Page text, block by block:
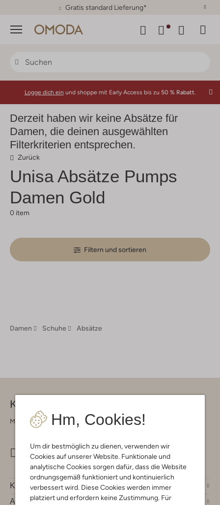
30 Tage Rückgaberecht
Menü
Hm, Cookies!
Um dir bestmöglich zu dienen, verwenden wir
Cookies auf unserer Website. Funktionale und
analytische Cookies sorgen dafür, dass die Website
ordnungsgemäß funktioniert und kontinuierlich
verbessert wird. Diese Cookies werden immer
platziert und erfordern keine Zustimmung. Für
Logge dich ein und shoppe mit Early Access bis zu 50 % Rabatt.
Derzeit haben wir keine Absätze für
Damen, die deinen ausgewählten
Filterkriterien entsprechen.
Zurück
UnisaAbsätze Pumps
Damen Gold
0 item
Filtern und sortieren
Damen Schuhe Absätze
Kontakt
Montag - Freitag 09:00 - 17:00 uur
info@omoda.de
Kundenservice
Account